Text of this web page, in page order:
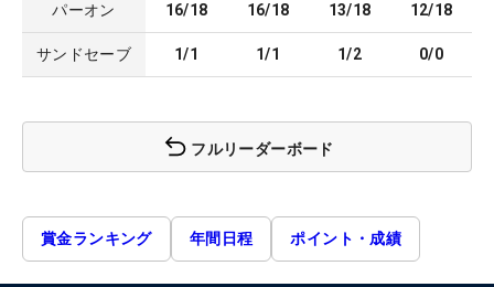
パーオン 16/18 16/18 13/18 12/18
サンドセーブ 1/1 1/1 1/2 0/0
フルリーダーボード
賞金ランキング 年間日程 ポイント・成績